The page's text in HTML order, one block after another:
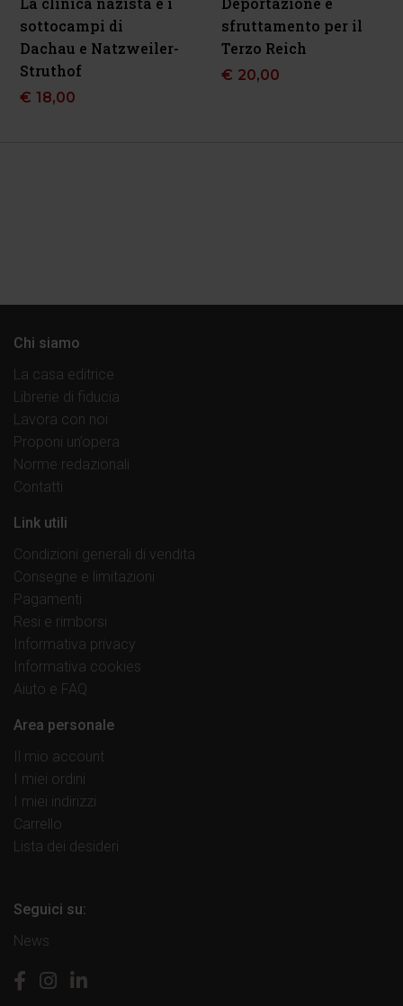
sottocampi di
Dachau e Natzweiler-
Struthof
€ 18,00
sfruttamento per il
Terzo Reich
€ 20,00
Chi siamo
La casa editrice
Librerie di fiducia
Lavora con noi
Proponi un’opera
Norme redazionali
Contatti
Link utili
Condizioni generali di vendita
Consegne e limitazioni
Pagamenti
Resi e rimborsi
Informativa privacy
Informativa cookies
Aiuto e FAQ
Area personale
Il mio account
I miei ordini
I miei indirizzi
Carrello
Lista dei desideri
Seguici su:
News